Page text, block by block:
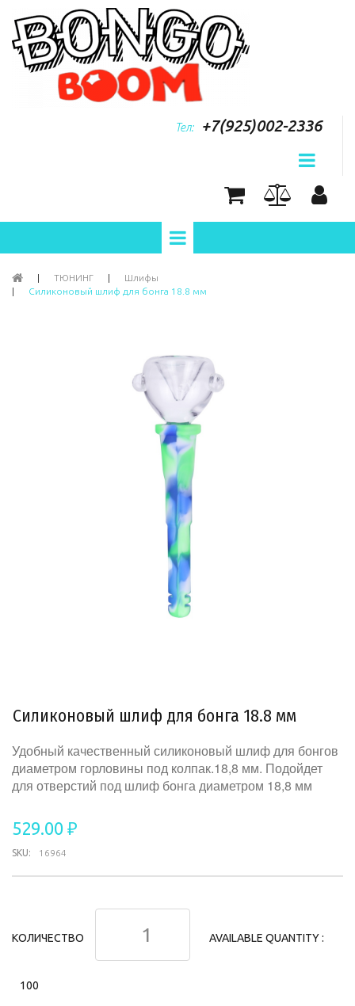
Тел: +7(925)002-2336
| ТЮНИНГ |
Шлифы
|
Силиконовый шлиф для бонга 18.8 мм
Силиконовый шлиф для бонга 18.8 мм
Удобный качественный силиконовый шлиф для бонгов
диаметром горловины под колпак.18,8 мм. Подойдет
для отверстий под шлиф бонга диаметром 18,8 мм
529.00 ₽
SKU: 16964
КОЛИЧЕСТВО AVAILABLE QUANTITY :
100